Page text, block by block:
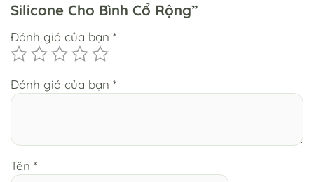
Silicone Cho Bình Cổ Rộng”
Đánh giá của bạn *
Đánh giá của bạn *
Tên *